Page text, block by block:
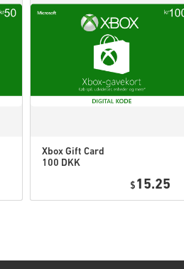
Xbox Gift Card
100 DKK
$ 15.25